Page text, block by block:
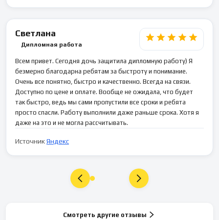
Светлана
Дипломная работа
Всем привет. Сегодня дочь защитила дипломную работу) Я
безмерно благодарна ребятам за быстроту и понимание.
Очень все понятно, быстро и качественно. Всегда на связи.
Доступно по цене и оплате. Вообще не ожидала, что будет
так быстро, ведь мы сами пропустили все сроки и ребята
просто спасли. Работу выполнили даже раньше срока. Хотя я
даже на это и не могла рассчитывать.
ИсточникЯндекс
Смотреть другие отзывы